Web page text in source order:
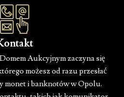
Aukcyjnym zaczyna się
możesz od razu przesłać
monet i banknotów w Opolu.